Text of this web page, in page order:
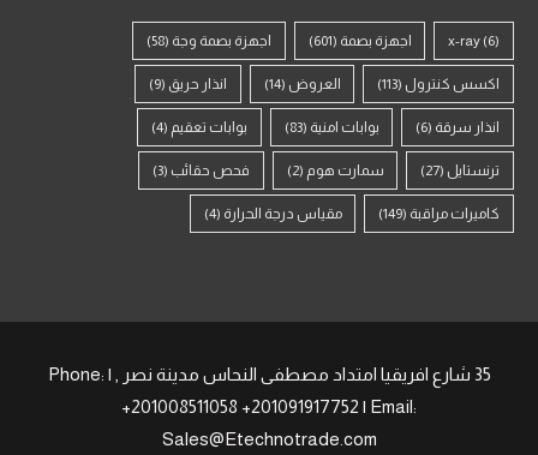
x-ray (6) اجهزة بصمة (601) اجهزة بصمة وجة (58)
اكسس كنترول (113) العروض (14) انذار حريق (9)
انذار سرقة (6) بوابات امنية (83) بوابات تعقيم (4)
ترنستايل (27) سمارت هوم (2) فحص حقائب (3)
كاميرات مراقبة (149) مقياس درجة الحرارة (4)
35 شارع افريقيا امتداد مصطفى النحاس مدينة نصر , | Phone:
+201008511058 +201091917752 | Email:
Sales@Etechnotrade.com